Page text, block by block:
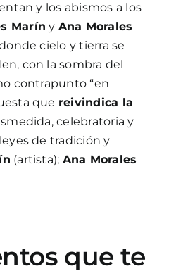
y los abismos a los
Marín y Ana Morales
cielo y tierra se
con la sombra del
contrapunto “en
que reivindica la
celebratoria y
de tradición y
(artista); Ana Morales
que te